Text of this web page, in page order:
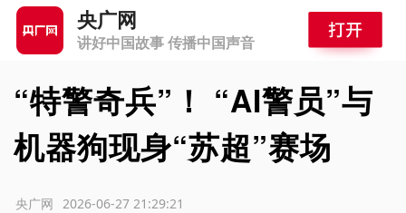
央广网
讲好中国故事 传播中国声音
“特警奇兵”！ “AI警员”与
机器狗现身“苏超”赛场
2026-06-27 21:29:21
央广网